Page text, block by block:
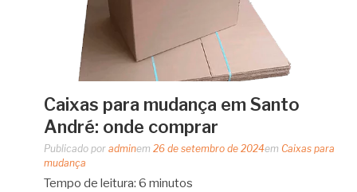
Caixas para mudança em Santo
André: onde comprar
Publicado por adminem 26 de setembro de 2024em Caixas para
mudança
Tempo de leitura: 6 minutos